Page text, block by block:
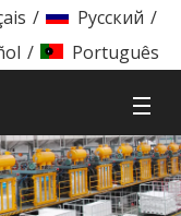
/ Pусский /
/ Português